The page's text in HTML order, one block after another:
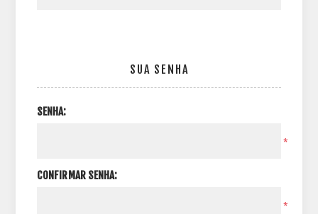
SUA SENHA
SENHA:
*
CONFIRMAR SENHA:
*